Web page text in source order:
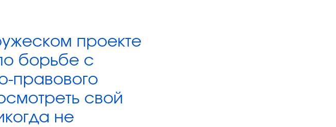
проекте
борьбе с
правового
свой
не